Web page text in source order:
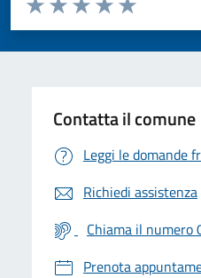
Valuta 5
Valuta 4 stelle su
Valuta 3 stelle su 5
Valuta 2 stelle su 5
Valuta 1 stelle su 5
Contatta il comune
Leggi le domande
Richiedi assistenza
Chiama il numero
Prenota